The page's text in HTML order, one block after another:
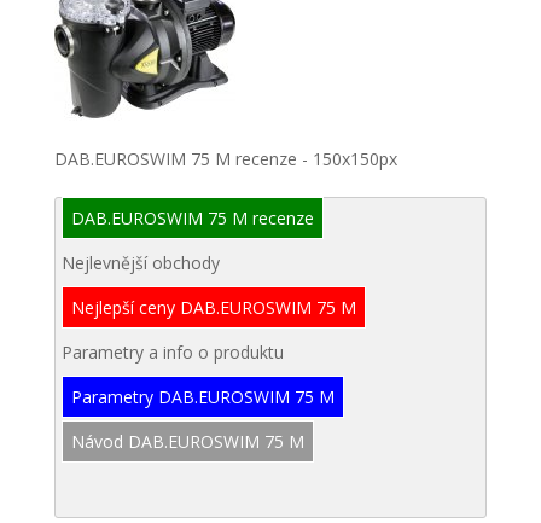
DAB.EUROSWIM 75 M recenze - 150x150px
DAB.EUROSWIM 75 M recenze
Nejlevnější obchody
Nejlepší ceny DAB.EUROSWIM 75 M
Parametry a info o produktu
Parametry DAB.EUROSWIM 75 M
Návod DAB.EUROSWIM 75 M